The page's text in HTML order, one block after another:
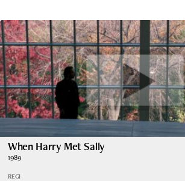
When Harry Met Sally
1989
REGI